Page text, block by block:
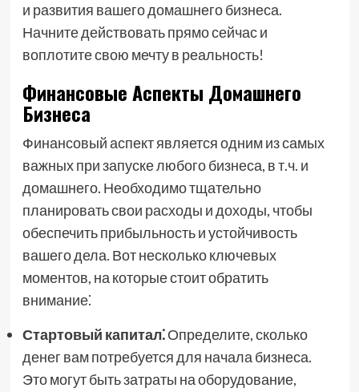
и развития вашего домашнего бизнеса.
Начните действовать прямо сейчас и
воплотите свою мечту в реальность!
Финансовые Аспекты Домашнего
Бизнеса
Финансовый аспект является одним из самых
важных при запуске любого бизнеса, в т.ч. и
домашнего. Необходимо тщательно
планировать свои расходы и доходы, чтобы
обеспечить прибыльность и устойчивость
вашего дела. Вот несколько ключевых
моментов, на которые стоит обратить
внимание⁚
Стартовый капитал⁚Определите, сколько
денег вам потребуется для начала бизнеса.
Это могут быть затраты на оборудование,